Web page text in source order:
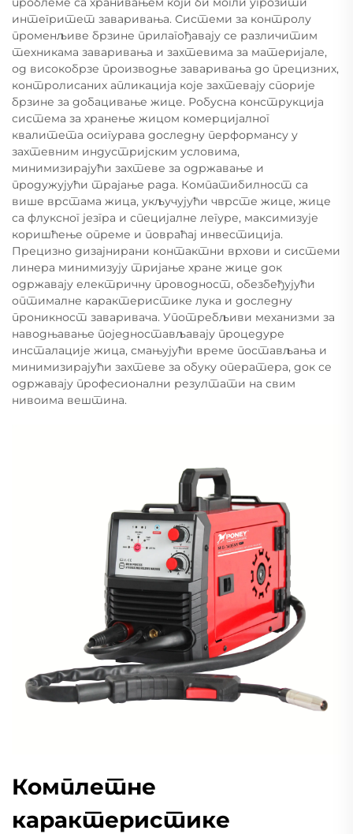
интегритет заваривања. Системи за контролу
променљиве брзине прилагођавају се различитим
техникама заваривања и захтевима за материјале,
од високобрзе производње заваривања до прецизних,
контролисаних апликација које захтевају спорије
брзине за добацивање жице. Робусна конструкција
система за хранење жицом комерцијалног
квалитета осигурава доследну перформансу у
захтевним индустријским условима,
минимизирајући захтеве за одржавање и
продужујући трајање рада. Компатибилност са
више врстама жица, укључујући чврсте жице, жице
са флуксног језгра и специјалне легуре, максимизује
коришћење опреме и повраћај инвестиција.
Прецизно дизајнирани контактни врхови и системи
линера минимизују тријање хране жице док
одржавају електричну проводност, обезбеђујући
оптималне карактеристике лука и доследну
проникност заваривача. Употребљиви механизми за
наводњавање поједностављавају процедуре
инсталације жица, смањујући време постављања и
минимизирајући захтеве за обуку оператера, док се
одржавају професионални резултати на свим
нивоима вештина.
Комплетне
карактеристике